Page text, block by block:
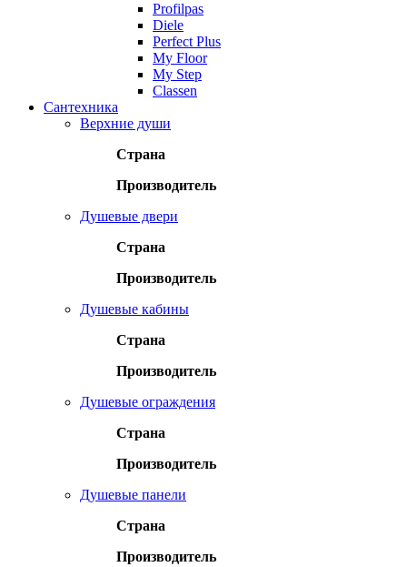
Profilpas
Diele
Perfect Plus
My Floor
My Step
Classen
Сантехника
Верхние души
Страна
Производитель
Душевые двери
Страна
Производитель
Душевые кабины
Страна
Производитель
Душевые ограждения
Страна
Производитель
Душевые панели
Страна
Производитель